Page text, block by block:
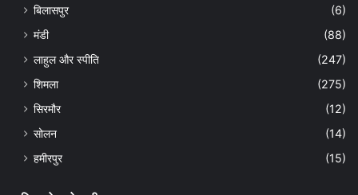
बिलासपुर
(6)
मंडी
(88)
लाहुल और स्पीति
(247)
शिमला
(275)
सिरमौर
(12)
सोलन
(14)
हमीरपुर
(15)